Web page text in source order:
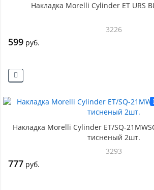
Накладка Morelli Cylinder ET URS
3226
599 руб.
Накладка Morelli Cylinder ET/SQ-
тисненый 2шт.
3293
777 руб.